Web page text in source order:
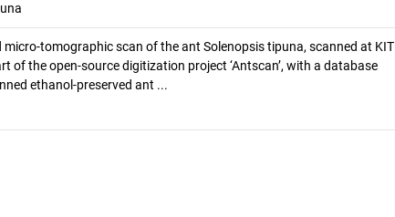
micro-tomographic scan of the ant Solenopsis tipuna, scanned at KIT
of the open-source digitization project ‘Antscan’, with a database
ethanol-preserved ant ...